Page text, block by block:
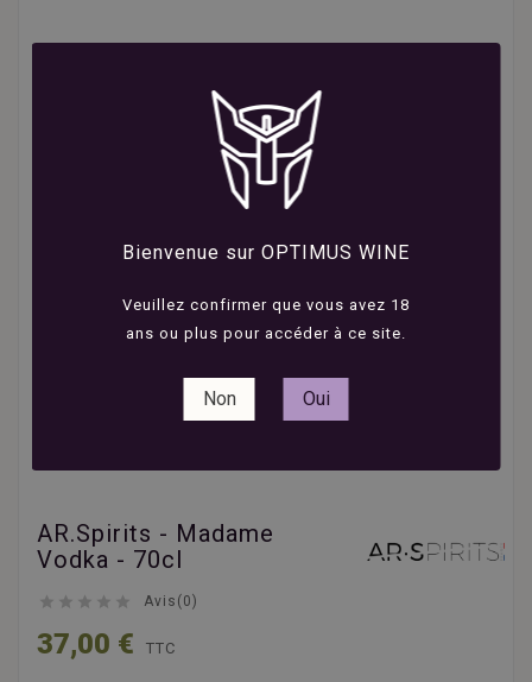
Bienvenue sur OPTIMUS WINE
Veuillez confirmer que vous avez 18
ans ou plus pour accéder à ce site.
Non Oui
AR.Spirits - Madame
Vodka - 70cl
     Avis(0)
37,00 € TTC